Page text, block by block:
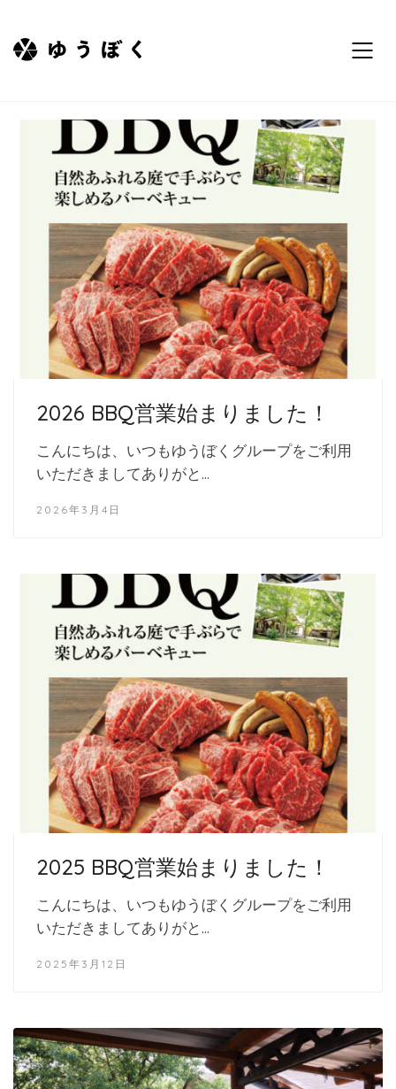
2026 BBQ営業始まりました！
こんにちは、いつもゆうぼくグループをご利用
いただきましてありがと…
2026年3月4日
2025 BBQ営業始まりました！
こんにちは、いつもゆうぼくグループをご利用
いただきましてありがと…
2025年3月12日